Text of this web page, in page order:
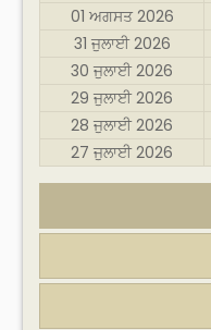
01 ਅਗਸਤ 2026
31 ਜੁਲਾਈ 2026
30 ਜੁਲਾਈ 2026
29 ਜੁਲਾਈ 2026
28 ਜੁਲਾਈ 2026
27 ਜੁਲਾਈ 2026